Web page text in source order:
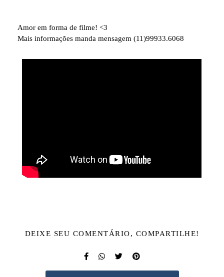
Amor em forma de filme! <3
Mais informações manda mensagem (11)99933.6068
DEIXE SEU COMENTÁRIO, COMPARTILHE!